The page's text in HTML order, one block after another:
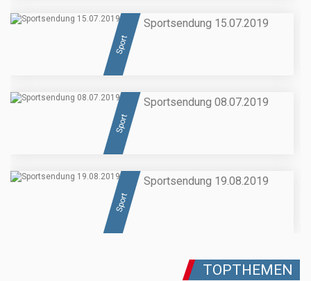
Sport
Sportsendung 15.07.2019
Sport
Sportsendung 08.07.2019
Sport
Sportsendung 19.08.2019
TOPTHEMEN